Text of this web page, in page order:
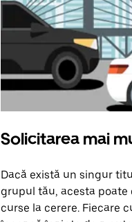
Solicitarea mai
Dacă există un singur
grupul tău, acesta poate
curse la cerere. Fiecare